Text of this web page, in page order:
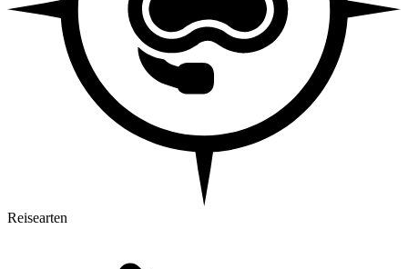
Reisearten